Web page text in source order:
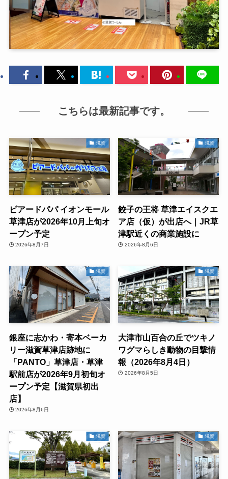
こちらは最新記事です。
滋賀
ビアードパパ イオンモール
草津店が2026年10月上旬オ
ープン予定
2026年8月7日
滋賀
餃子の王将 草津エイスクエ
ア店（仮）が出店へ｜JR草
津駅近くの商業施設に
2026年8月6日
滋賀
銀座に志かわ・寄本ベーカ
リー滋賀草津店跡地に
「PANTO」草津店・草津
駅前店が2026年9月初旬オ
ープン予定【滋賀県初出
店】
2026年8月6日
滋賀
大津市山百合の丘でツキノ
ワグマらしき動物の目撃情
報（2026年8月4日）
2026年8月5日
滋賀 滋賀